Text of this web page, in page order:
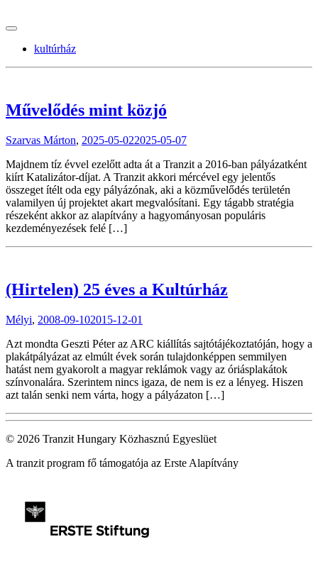
kultúrház
Művelődés mint közjó
Szarvas Márton, 2025-05-022025-05-07
Majdnem tíz évvel ezelőtt adta át a Tranzit a 2016-ban pályázatként
kiírt Katalizátor-díjat. A Tranzit akkori mércével egy jelentős
összeget ítélt oda egy pályázónak, aki a közművelődés területén
valamilyen új projektet akart megvalósítani. Egy tágabb stratégia
részeként akkor az alapítvány a hagyományosan populáris
kezdeményezések felé […]
(Hirtelen) 25 éves a Kultúrház
Mélyi, 2008-09-102015-12-01
Azt mondta Geszti Péter az ARC kiállítás sajtótájékoztatóján, hogy a
plakátpályázat az elmúlt évek során tulajdonképpen semmilyen
hatást nem gyakorolt a magyar reklámok vagy az óriásplakátok
színvonalára. Szerintem nincs igaza, de nem is ez a lényeg. Hiszen
azt talán senki nem várta, hogy a pályázaton […]
© 2026 Tranzit Hungary Közhasznú Egyeslüet
A tranzit program fő támogatója az Erste Alapítvány